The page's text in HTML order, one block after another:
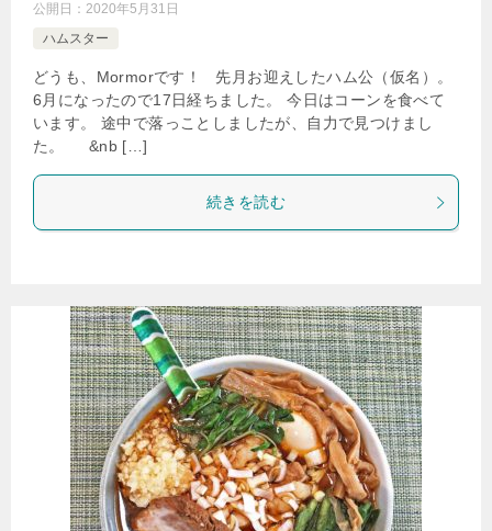
公開日： 2020年5月31日
ハムスター
どうも、Mormorです！ 先月お迎えしたハム公（仮名）。
6月になったので17日経ちました。 今日はコーンを食べて
います。 途中で落っことしましたが、自力で見つけまし
た。 &nb […]
続きを読む